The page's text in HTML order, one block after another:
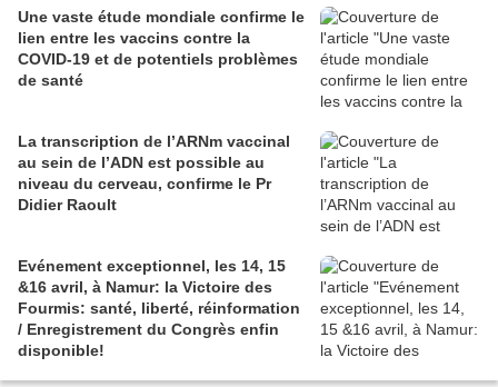
Une vaste étude mondiale confirme le
lien entre les vaccins contre la
COVID-19 et de potentiels problèmes
de santé
La transcription de l’ARNm vaccinal
au sein de l’ADN est possible au
niveau du cerveau, confirme le Pr
Didier Raoult
Evénement exceptionnel, les 14, 15
&16 avril, à Namur: la Victoire des
Fourmis: santé, liberté, réinformation
/ Enregistrement du Congrès enfin
disponible!